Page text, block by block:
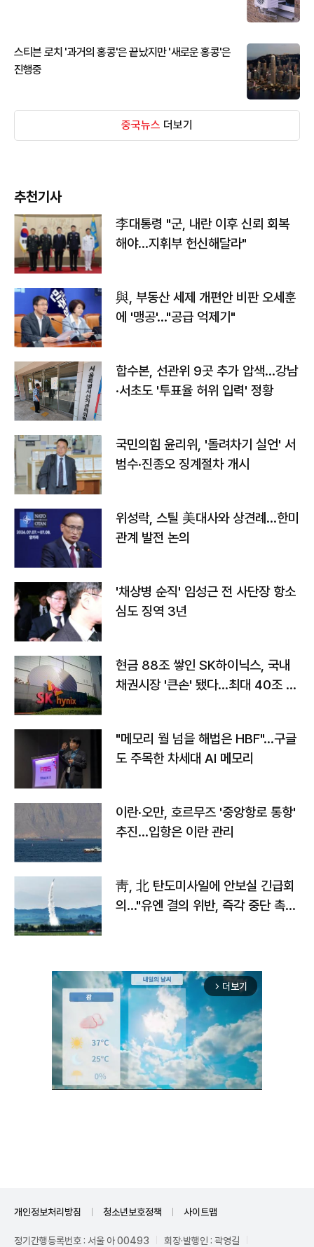
스티븐 로치 '과거의 홍콩'은 끝났지만 '새로운 홍콩'은
진행중
중국뉴스 더보기
추천기사
李대통령 "군, 내란 이후 신뢰 회복
해야…지휘부 헌신해달라"
與, 부동산 세제 개편안 비판 오세훈
에 '맹공'…"공급 억제기"
합수본, 선관위 9곳 추가 압색…강남
·서초도 '투표율 허위 입력' 정황
국민의힘 윤리위, '돌려차기 실언' 서
범수·진종오 징계절차 개시
위성락, 스틸 美대사와 상견례…한미
관계 발전 논의
'채상병 순직' 임성근 전 사단장 항소
심도 징역 3년
현금 88조 쌓인 SK하이닉스, 국내
채권시장 '큰손' 됐다…최대 40조 투
"메모리 월 넘을 해법은 HBF"…구글
도 주목한 차세대 AI 메모리
이란·오만, 호르무즈 '중앙항로 통항'
추진…입항은 이란 관리
靑, 北 탄도미사일에 안보실 긴급회
의…"유엔 결의 위반, 즉각 중단 촉
arrow_forward_ios 더보기
개인정보처리방침 청소년보호정책 사이트맵
정기간행등록번호 : 서울 아 00493 회장·발행인 : 곽영길